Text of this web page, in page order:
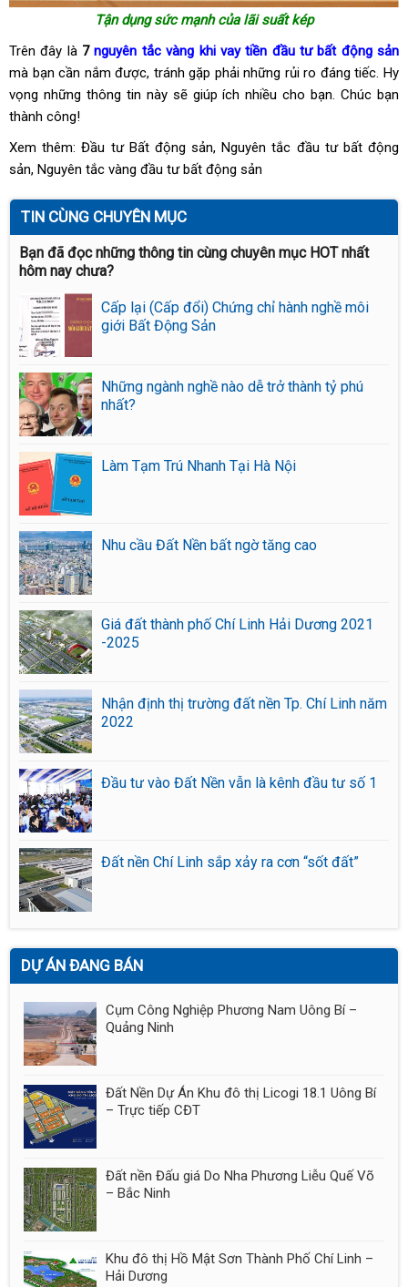
Tận dụng sức mạnh của lãi suất kép
Trên đây là 7nguyên tắc vàng khi vay tiền đầu tư bất động sản
mà bạn cần nắm được, tránh gặp phải những rủi ro đáng tiếc. Hy
vọng những thông tin này sẽ giúp ích nhiều cho bạn. Chúc bạn
thành công!
Xem thêm: Đầu tư Bất động sản,Nguyên tắc đầu tư bất động
sản, Nguyên tắc vàng đầu tư bất động sản
TIN CÙNG CHUYÊN MỤC
Bạn đã đọc những thông tin cùng chuyên mục HOT nhất
hôm nay chưa?
Cấp lại (Cấp đổi) Chứng chỉ hành nghề môi
giới Bất Động Sản
Những ngành nghề nào dễ trở thành tỷ phú
nhất?
Làm Tạm Trú Nhanh Tại Hà Nội
Nhu cầu Đất Nền bất ngờ tăng cao
Giá đất thành phố Chí Linh Hải Dương 2021
-2025
Nhận định thị trường đất nền Tp. Chí Linh năm
2022
Đầu tư vào Đất Nền vẫn là kênh đầu tư số 1
Đất nền Chí Linh sắp xảy ra cơn “sốt đất”
DỰ ÁN ĐANG BÁN
Cụm Công Nghiệp Phương Nam Uông Bí –
Quảng Ninh
Đất Nền Dự Án Khu đô thị Licogi 18.1 Uông Bí
– Trực tiếp CĐT
Đất nền Đấu giá Do Nha Phương Liễu Quế Võ
– Bắc Ninh
Khu đô thị Hồ Mật Sơn Thành Phố Chí Linh –
Hải Dương